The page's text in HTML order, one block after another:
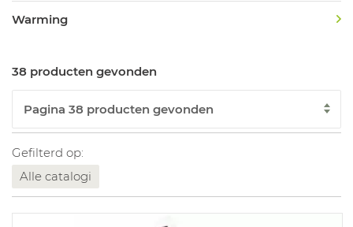
Warming
38 producten gevonden
Gefilterd op:
Alle catalogi